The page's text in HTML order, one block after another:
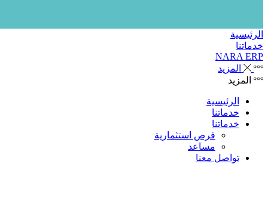
الرئيسية
خدماتنا
NARA ERP
المزيد
المزيد
الرئيسية
خدماتنا
خدماتنا
فرص استثمارية
مساعد
تواصل معنا